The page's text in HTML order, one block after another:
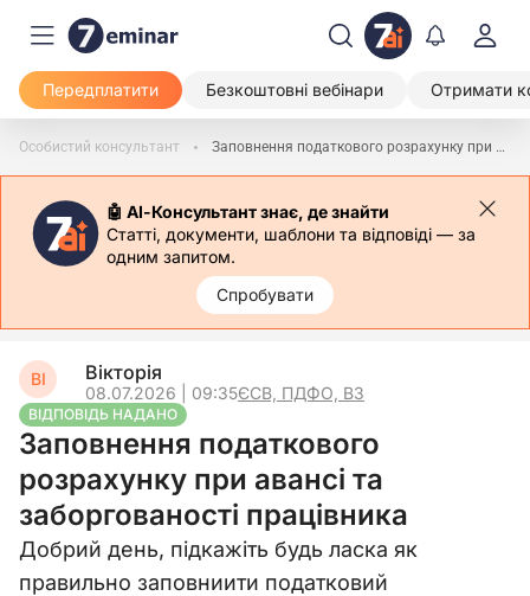
Передплатити Безкоштовні вебінари Отримати
Особистий консультант Заповнення податкового розрахунку при авансі та заборгованості працівника
🤖 АІ-Консультант знає, де знайти
Статті, документи, шаблони та відповіді — за
одним запитом.
Спробувати
ВІ Вікторія
08.07.2026 | 09:35ЄСВ, ПДФО, ВЗ
ВІДПОВІДЬ НАДАНО
Заповнення податкового
розрахунку при авансі та
заборгованості працівника
Добрий день, підкажіть будь ласка як
правильно заповниити податковий